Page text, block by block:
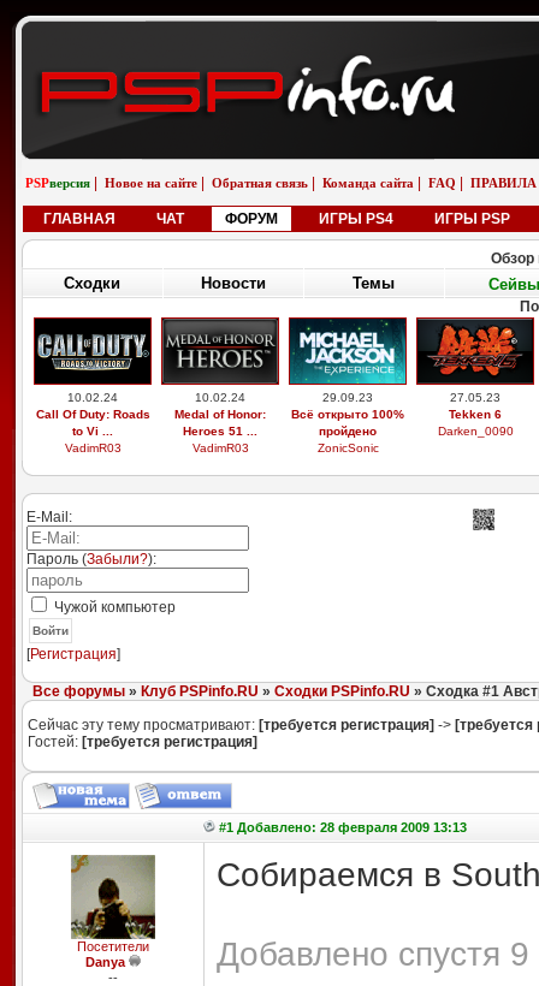
PSPверсия Новое на сайте Обратная связь Команда сайта FAQ ПРАВИЛА
ГЛАВНАЯ ЧАТ ФОРУМ ИГРЫ PS4 ИГРЫ PSP
Обзор
Сходки Новости Темы Сейвы
10.02.24
Call Of Duty: Roads
to Vi ...
VadimR03
10.02.24
Medal of Honor:
Heroes 51 ...
VadimR03
29.09.23
Всё открыто 100%
пройдено
ZonicSonic
27.05.23
Tekken 6
Darken_0090
E-Mail:
Пароль (Забыли?):
Чужой компьютер
Войти
[Регистрация]
Все форумы» Клуб PSPinfo.RU » Сходки PSPinfo.RU » Сходка #1
Сейчас эту тему просматривают: [требуется регистрация] -> [требуется
Гостей: [требуется регистрация]
#1 Добавлено: 28 февраля 2009 13:13
Посетители
Danya
--
Собираемся в
Добавлено спустя